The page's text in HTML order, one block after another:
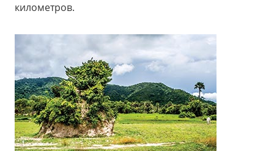
километров.